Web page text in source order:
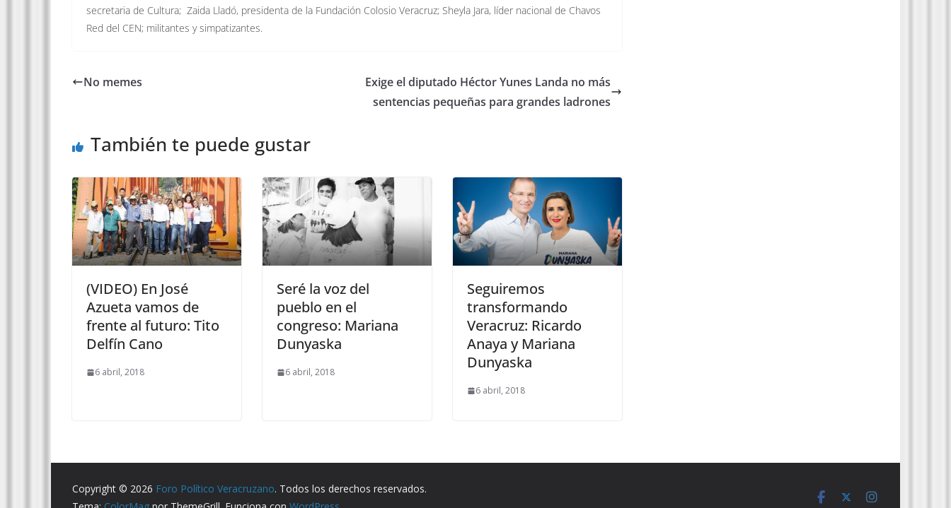
secretaria de Cultura; Zaida Lladó, presidenta de la Fundación Colosio Veracruz; Sheyla Jara, líder nacional de Chavos
Red del CEN; militantes y simpatizantes.
No memes
Exige el diputado Héctor Yunes Landa no más
sentencias pequeñas para grandes ladrones
También te puede gustar
(VIDEO) En José
Azueta vamos de
frente al futuro: Tito
Delfín Cano
6 abril, 2018
Seré la voz del
pueblo en el
congreso: Mariana
Dunyaska
6 abril, 2018
Seguiremos
transformando
Veracruz: Ricardo
Anaya y Mariana
Dunyaska
6 abril, 2018
Copyright © 2026 Foro Político Veracruzano. Todos los derechos reservados.